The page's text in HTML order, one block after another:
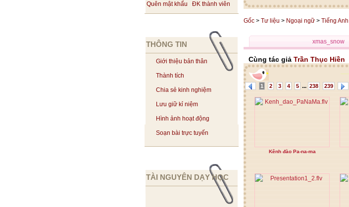
Quên mật khẩu ĐK thành viên
THÔNG TIN
Giới thiệu bản thân
Thành tích
Chia sẻ kinh nghiệm
Lưu giữ kỉ niệm
Hình ảnh hoạt động
Soạn bài trực tuyến
TÀI NGUYÊN DẠY HỌC
Gốc > Tư liệu > Ngoại ngữ > Tiếng Anh
xmas_snow
Cùng tác giả Trần Thục Hiền
1 2 3 4 5 ... 238 239
Kênh đào Pa-na-ma